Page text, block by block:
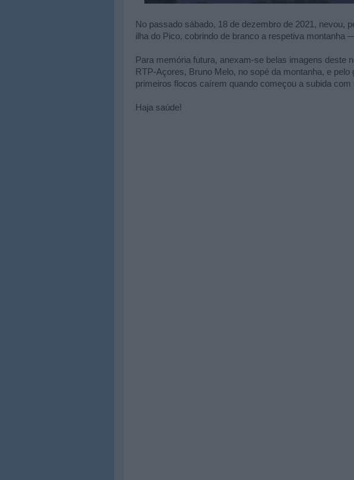
No passado sábado, 18 de dezembro de 2021, nevou,
ilha do Pico, cobrindo de branco a respetiva montanha
Para memória futura, anexam-se belas imagens deste
RTP-Açores, Bruno Melo, no sopé da montanha, e
primeiros flocos caírem quando começou a subida
Haja saúde!